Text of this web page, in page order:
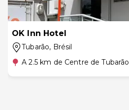
OK Inn Hotel
Tubarão, Brésil
A 2.5 km de Centre de Tubarão